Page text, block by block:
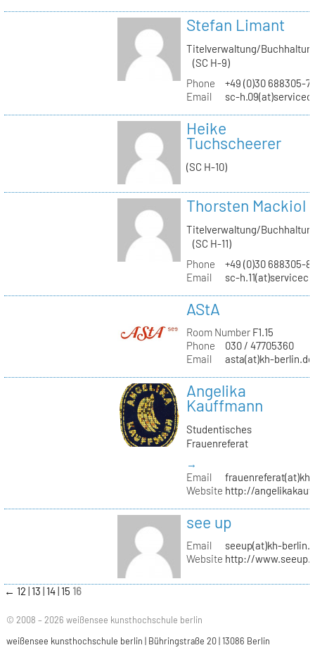
Stefan Limant
Titelverwaltung/
(SC H-9)
Phone
+49 (0)30 688305-
Email
sc-
Heike
Tuchscheerer
(SC H-10)
Thorsten Mackiol
Titelverwaltung/
(SC H-11)
Phone
+49 (0)30 688305-
Email
sc-
AStA
Room NumberF1.15
Phone
030 / 47705360
Email
asta(at)kh-berlin.de
Angelika
Kauffmann
Studentisches
Frauenreferat
→
Email
Website http://
see up
Email
seeup(at)kh-
Website http://
← 12 13 14 15 16
© 2008 – 2026 weißensee kunsthochschule berlin
weißensee kunsthochschule berlin | Bühringstraße 20 | 13086 Berlin